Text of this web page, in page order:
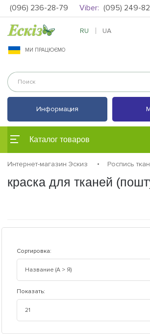
(096) 236-28-79 Viber: (095) 249-
МИ ПРАЦЮЄМО
RU UA
Информация
Каталог товаров
Интернет-магазин Эскиз Роспись
краска для тканей
Сортировка:
Показать: